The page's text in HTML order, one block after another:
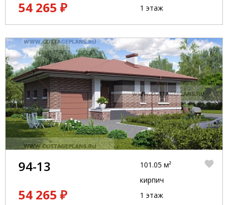
54 265 ₽ 1 этаж
94-13
54 265 ₽
101.05 м²
кирпич
1 этаж